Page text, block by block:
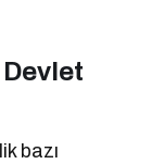
bazı